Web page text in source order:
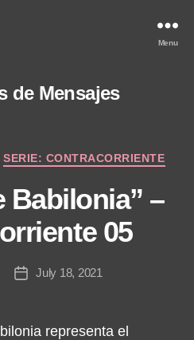
Menu
de Mensajes
Categories
SERIE: CONTRACORRIENTE
Babilonia” –
05
PostJuly 18, 2021
representa el